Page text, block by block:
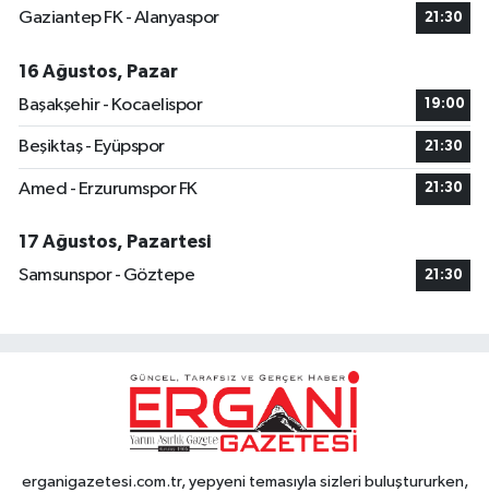
Gaziantep FK - Alanyaspor 21:30
16 Ağustos, Pazar
Başakşehir - Kocaelispor
19:00
Beşiktaş - Eyüpspor 21:30
Amed - Erzurumspor FK 21:30
17 Ağustos, Pazartesi
Samsunspor - Göztepe
21:30
erganigazetesi.com.tr, yepyeni temasıyla sizleri buluştururken,